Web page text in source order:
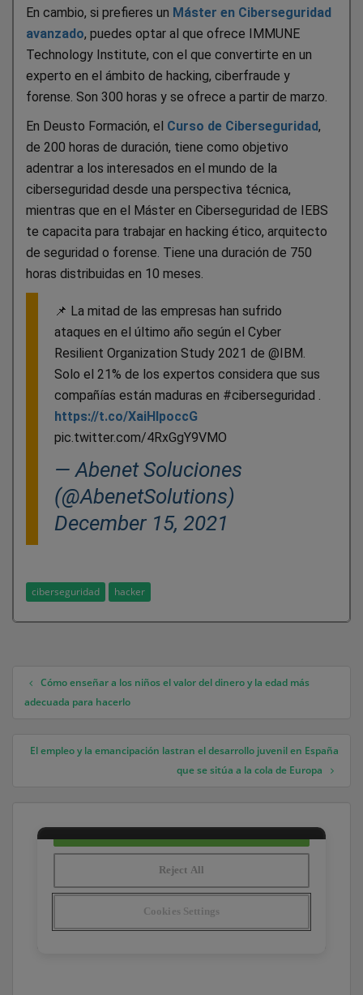
En cambio, si prefieres un Máster en Ciberseguridad
avanzado, puedes optar al que ofrece IMMUNE
Technology Institute, con el que convertirte en un
experto en el ámbito de hacking, ciberfraude y
forense. Son 300 horas y se ofrece a partir de marzo.
En Deusto Formación, el Curso de Ciberseguridad,
de 200 horas de duración, tiene como objetivo
adentrar a los interesados en el mundo de la
ciberseguridad desde una perspectiva técnica,
mientras que en el Máster en Ciberseguridad de IEBS
te capacita para trabajar en hacking ético, arquitecto
de seguridad o forense. Tiene una duración de 750
horas distribuidas en 10 meses.
📌 La mitad de las empresas han sufrido
ataques en el último año según el Cyber
Resilient Organization Study 2021 de @IBM.
Solo el 21% de los expertos considera que sus
compañías están maduras en #ciberseguridad .
https://t.co/XaiHlpoccG
pic.twitter.com/4RxGgY9VMO
— Abenet Soluciones
(@AbenetSolutions)
December 15, 2021
ciberseguridad hacker
Navegación de entradas
Cómo enseñar a los niños el valor del dinero y la edad más
adecuada para hacerlo
El empleo y la emancipación lastran el desarrollo juvenil en España
que se sitúa a la cola de Europa